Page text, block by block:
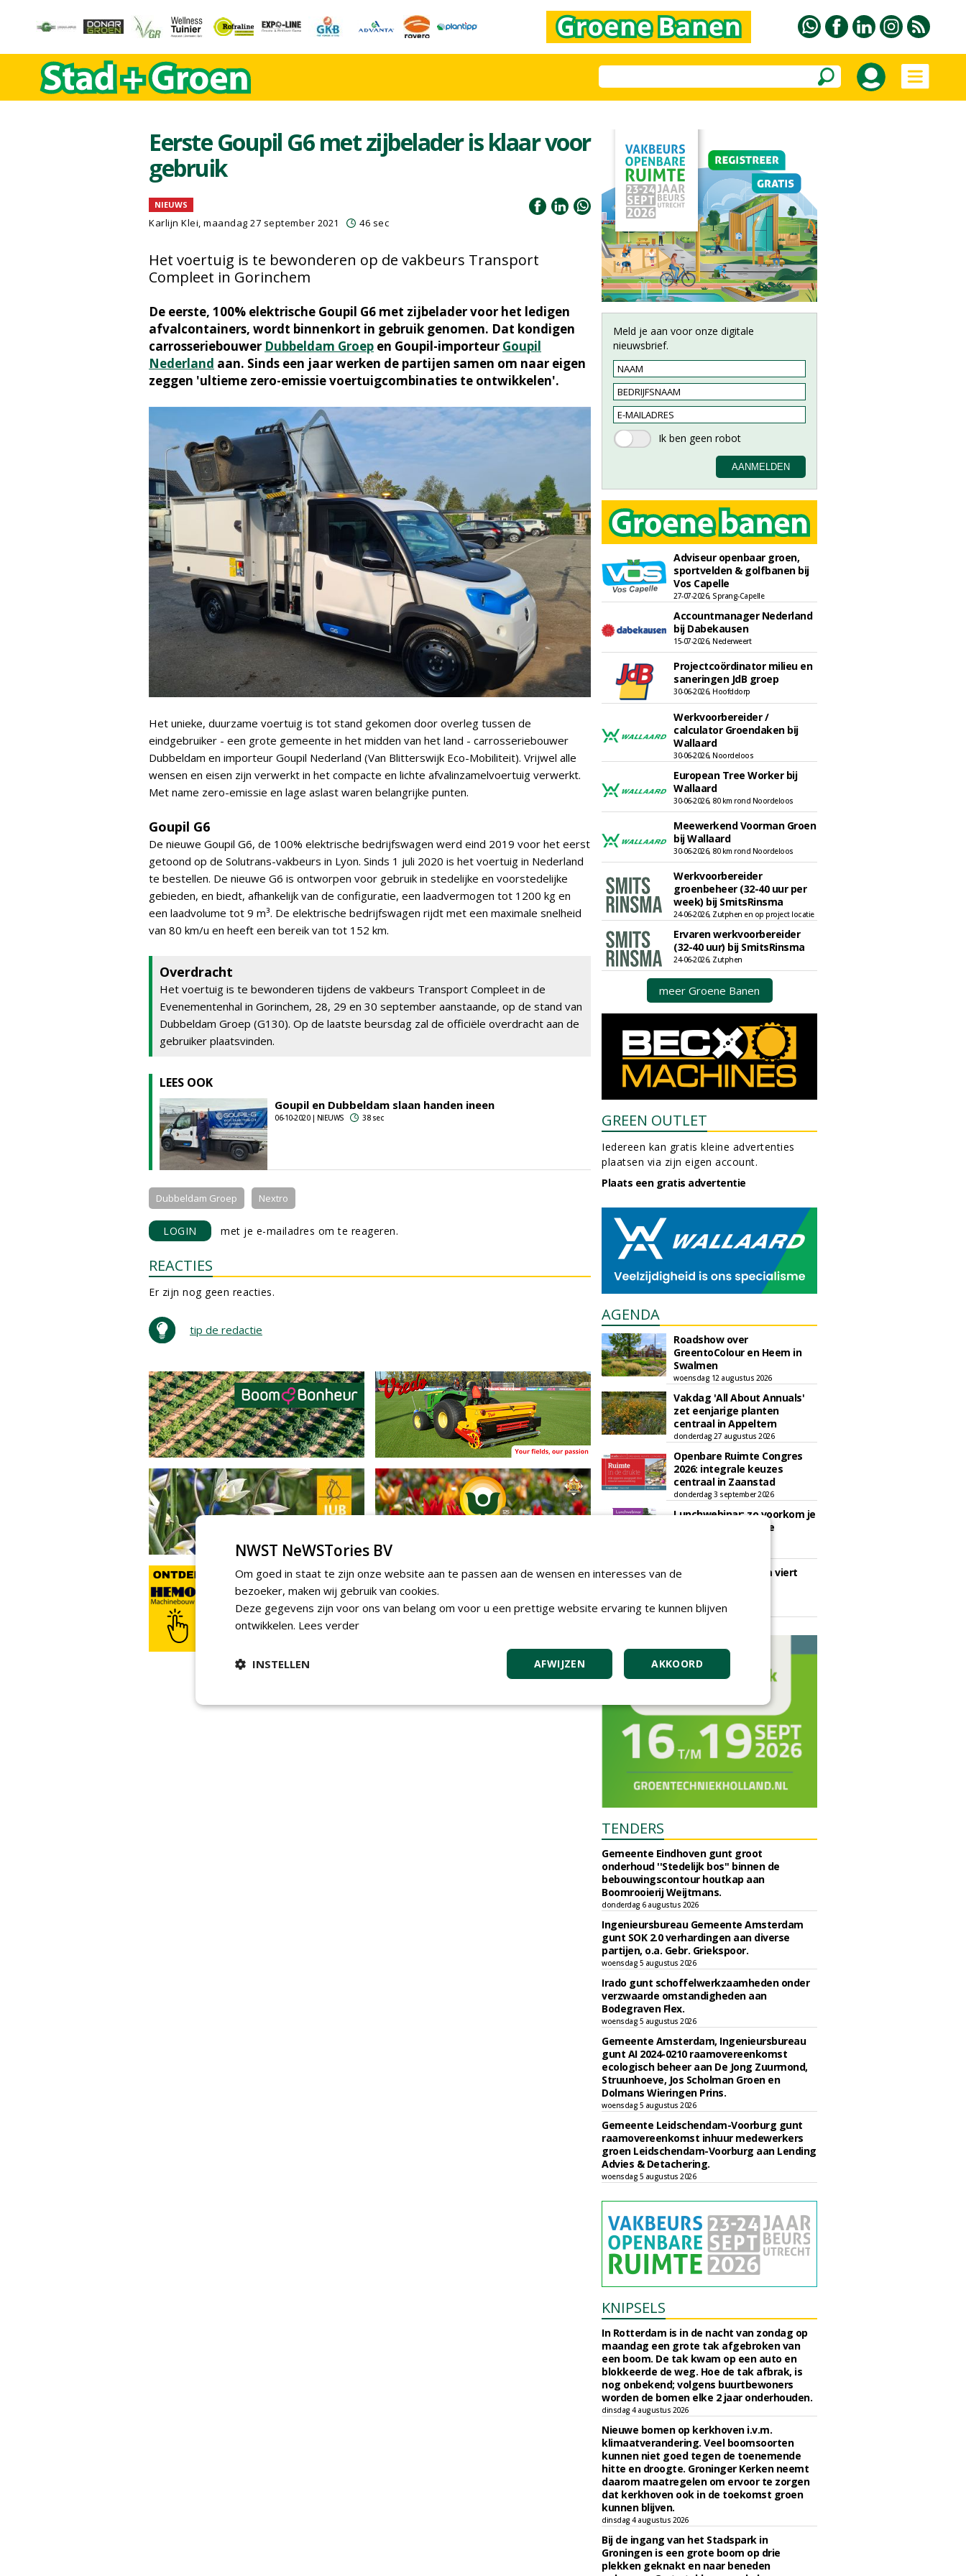
Eerste Goupil G6 met zijbelader is klaar voor
gebruik
NIEUWS
Karlijn Klei, maandag 27 september 2021 46 sec
Het voertuig is te bewonderen op de vakbeurs Transport
Compleet in Gorinchem
De eerste, 100% elektrische Goupil G6 met zijbelader voor het ledigen
afvalcontainers, wordt binnenkort in gebruik genomen. Dat kondigen
carrosseriebouwer Dubbeldam Groep en Goupil-importeur Goupil
Nederland aan. Sinds een jaar werken de partijen samen om naar eigen
zeggen 'ultieme zero-emissie voertuigcombinaties te ontwikkelen'.
Het unieke, duurzame voertuig is tot stand gekomen door overleg tussen de
eindgebruiker - een grote gemeente in het midden van het land - carrosseriebouwer
Dubbeldam en importeur Goupil Nederland (Van Blitterswijk Eco-Mobiliteit). Vrijwel alle
wensen en eisen zijn verwerkt in het compacte en lichte afvalinzamelvoertuig verwerkt.
Met name zero-emissie en lage aslast waren belangrijke punten.
Goupil G6
De nieuwe Goupil G6, de 100% elektrische bedrijfswagen werd eind 2019 voor het eerst
getoond op de Solutrans-vakbeurs in Lyon. Sinds 1 juli 2020 is het voertuig in Nederland
te bestellen. De nieuwe G6 is ontworpen voor gebruik in stedelijke en voorstedelijke
gebieden, en biedt, afhankelijk van de configuratie, een laadvermogen tot 1200 kg en
een laadvolume tot 9 m³. De elektrische bedrijfswagen rijdt met een maximale snelheid
van 80 km/u en heeft een bereik van tot 152 km.
Overdracht
Het voertuig is te bewonderen tijdens de vakbeurs Transport Compleet in de
Evenementenhal in Gorinchem, 28, 29 en 30 september aanstaande, op de stand van
Dubbeldam Groep (G130). Op de laatste beursdag zal de officiële overdracht aan de
gebruiker plaatsvinden.
LEES OOK
Goupil en Dubbeldam slaan handen ineen
06-10-2020 | NIEUWS 38 sec
Dubbeldam Groep Nextro
LOGIN met je e-mailadres om te reageren.
REACTIES
Er zijn nog geen reacties.
tip de redactie
Meld je aan voor onze digitale
nieuwsbrief.
Adviseur openbaar groen,
sportvelden & golfbanen bij
Vos Capelle
27-07-2026, Sprang-Capelle
Accountmanager Nederland
bij Dabekausen
15-07-2026, Nederweert
Projectcoördinator milieu en
saneringen JdB groep
30-06-2026, Hoofddorp
Werkvoorbereider /
calculator Groendaken bij
Wallaard
30-06-2026, Noordeloos
European Tree Worker bij
Wallaard
30-06-2026, 80 km rond Noordeloos
Meewerkend Voorman Groen
bij Wallaard
30-06-2026, 80 km rond Noordeloos
Werkvoorbereider
groenbeheer (32-40 uur per
week) bij SmitsRinsma
24-06-2026, Zutphen en op project locatie
Ervaren werkvoorbereider
(32-40 uur) bij SmitsRinsma
24-06-2026, Zutphen
meer Groene Banen
GREEN OUTLET
Iedereen kan gratis kleine advertenties
plaatsen via zijn eigen account.
Plaats een gratis advertentie
AGENDA
Roadshow over
GreentoColour en Heem in
Swalmen
woensdag 12 augustus 2026
Vakdag 'All About Annuals'
zet eenjarige planten
centraal in Appeltern
donderdag 27 augustus 2026
Openbare Ruimte Congres
2026: integrale keuzes
centraal in Zaanstad
donderdag 3 september 2026
Lunchwebinar: zo voorkom je
dat natuurinclusieve
Rooftop Symposium viert
vrijdag 18 september 2026
TENDERS
Gemeente Eindhoven gunt groot
onderhoud ''Stedelijk bos'' binnen de
bebouwingscontour houtkap aan
Boomrooierij Weijtmans.
donderdag 6 augustus 2026
Ingenieursbureau Gemeente Amsterdam
gunt SOK 2.0 verhardingen aan diverse
partijen, o.a. Gebr. Griekspoor.
woensdag 5 augustus 2026
Irado gunt schoffelwerkzaamheden onder
verzwaarde omstandigheden aan
Bodegraven Flex.
woensdag 5 augustus 2026
Gemeente Amsterdam, Ingenieursbureau
gunt AI 2024-0210 raamovereenkomst
ecologisch beheer aan De Jong Zuurmond,
Struunhoeve, Jos Scholman Groen en
Dolmans Wieringen Prins.
woensdag 5 augustus 2026
Gemeente Leidschendam-Voorburg gunt
raamovereenkomst inhuur medewerkers
groen Leidschendam-Voorburg aan Lending
Advies & Detachering.
woensdag 5 augustus 2026
KNIPSELS
In Rotterdam is in de nacht van zondag op
maandag een grote tak afgebroken van
een boom. De tak kwam op een auto en
blokkeerde de weg. Hoe de tak afbrak, is
nog onbekend; volgens buurtbewoners
worden de bomen elke 2 jaar onderhouden.
dinsdag 4 augustus 2026
Nieuwe bomen op kerkhoven i.v.m.
klimaatverandering. Veel boomsoorten
kunnen niet goed tegen de toenemende
hitte en droogte. Groninger Kerken neemt
daarom maatregelen om ervoor te zorgen
dat kerkhoven ook in de toekomst groen
kunnen blijven.
dinsdag 4 augustus 2026
Bij de ingang van het Stadspark in
Groningen is een grote boom op drie
plekken geknakt en naar beneden
NWST NeWSTories BV
Om goed in staat te zijn onze website aan te passen aan de wensen en interesses van de
bezoeker, maken wij gebruik van cookies.
Deze gegevens zijn voor ons van belang om voor u een prettige website ervaring te kunnen blijven
ontwikkelen. Lees verder
AKKOORD
AFWIJZEN
INSTELLEN